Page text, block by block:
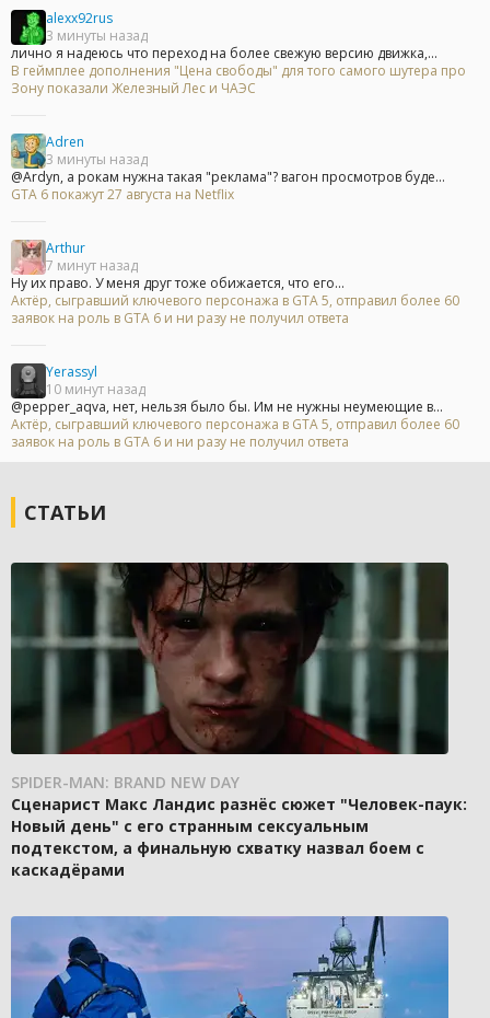
alexx92rus
3 минуты назад
лично я надеюсь что переход на более свежую версию движка,...
В геймплее дополнения "Цена свободы" для того самого шутера про
Зону показали Железный Лес и ЧАЭС
Adren
3 минуты назад
@Ardyn, а рокам нужна такая "реклама"? вагон просмотров буде...
GTA 6 покажут 27 августа на Netflix
Arthur
7 минут назад
Ну их право. У меня друг тоже обижается, что его...
Актёр, сыгравший ключевого персонажа в GTA 5, отправил более 60
заявок на роль в GTA 6 и ни разу не получил ответа
Yerassyl
10 минут назад
@pepper_aqva, нет, нельзя было бы. Им не нужны неумеющие в...
Актёр, сыгравший ключевого персонажа в GTA 5, отправил более 60
заявок на роль в GTA 6 и ни разу не получил ответа
СТАТЬИ
SPIDER-MAN: BRAND NEW DAY
Сценарист Макс Ландис разнёс сюжет "Человек-паук:
Новый день" с его странным сексуальным
подтекстом, а финальную схватку назвал боем с
каскадёрами